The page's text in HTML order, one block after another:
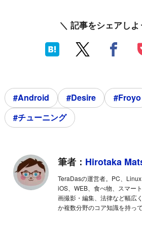
＼ 記事をシェアしよ
#Android #Desire #Froyo
#チューニング
筆者： Hirotaka
TeraDasの運営者。PC、Linux
iOS、WEB、食べ物、スマー
画撮影・編集、法律など幅広
か複数分野のコア知識を持っ